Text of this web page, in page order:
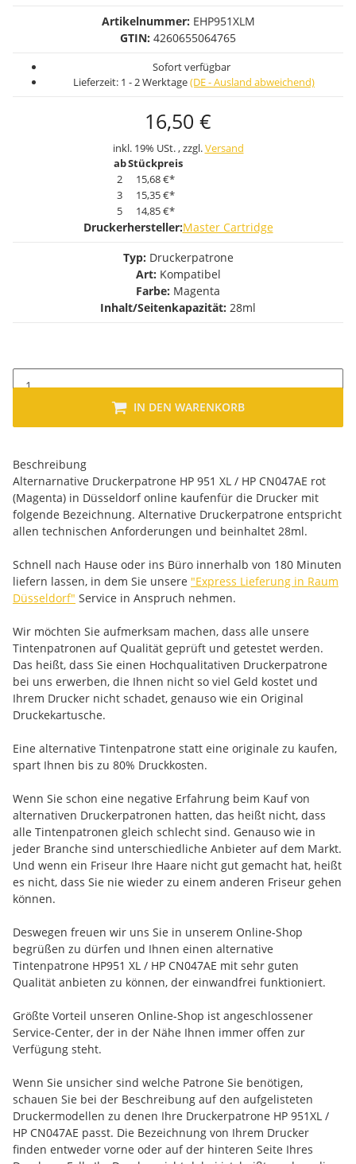
Artikelnummer: EHP951XLM
GTIN: 4260655064765
Sofort verfügbar
Lieferzeit: 1 - 2 Werktage(DE - Ausland abweichend)
16,50 €
inkl. 19% USt. , zzgl.Versand
abStückpreis
2
15,68 €*
3
15,35 €*
5
14,85 €*
Druckerhersteller:Master Cartridge
Typ: Druckerpatrone
Art: Kompatibel
Farbe: Magenta
Inhalt/Seitenkapazität: 28ml
IN DEN WARENKORB
Beschreibung
Alternarnative Druckerpatrone HP 951 XL / HP CN047AE rot
(Magenta) in Düsseldorf online kaufenfür die Drucker mit
folgende Bezeichnung. Alternative Druckerpatrone entspricht
allen technischen Anforderungen und beinhaltet 28ml.
Schnell nach Hause oder ins Büro innerhalb von 180 Minuten
liefern lassen, in dem Sie unsere "Express Lieferung in Raum
Düsseldorf" Service in Anspruch nehmen.
Wir möchten Sie aufmerksam machen, dass alle unsere
Tintenpatronen auf Qualität geprüft und getestet werden.
Das heißt, dass Sie einen Hochqualitativen Druckerpatrone
bei uns erwerben, die Ihnen nicht so viel Geld kostet und
Ihrem Drucker nicht schadet, genauso wie ein Original
Druckekartusche.
Eine alternative Tintenpatrone statt eine originale zu kaufen,
spart Ihnen bis zu 80% Druckkosten.
Wenn Sie schon eine negative Erfahrung beim Kauf von
alternativen Druckerpatronen hatten, das heißt nicht, dass
alle Tintenpatronen gleich schlecht sind. Genauso wie in
jeder Branche sind unterschiedliche Anbieter auf dem Markt.
Und wenn ein Friseur Ihre Haare nicht gut gemacht hat, heißt
es nicht, dass Sie nie wieder zu einem anderen Friseur gehen
können.
Deswegen freuen wir uns Sie in unserem Online-Shop
begrüßen zu dürfen und Ihnen einen alternative
Tintenpatrone HP951 XL / HP CN047AE mit sehr guten
Qualität anbieten zu können, der einwandfrei funktioniert.
Größte Vorteil unseren Online-Shop ist angeschlossener
Service-Center, der in der Nähe Ihnen immer offen zur
Verfügung steht.
Wenn Sie unsicher sind welche Patrone Sie benötigen,
schauen Sie bei der Beschreibung auf den aufgelisteten
Druckermodellen zu denen Ihre Druckerpatrone HP 951XL /
HP CN047AE passt. Die Bezeichnung von Ihrem Drucker
finden entweder vorne oder auf der hinteren Seite Ihres